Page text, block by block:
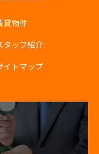
貸物件
タッフ紹介
イトマップ